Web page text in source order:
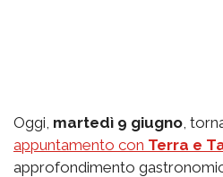
Oggi, martedì 9 giugno,
appuntamento con Terra e
approfondimento